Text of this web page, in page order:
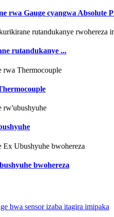
rwa Gauge cyangwa Absolute
rutandukanye ...
bwohereza